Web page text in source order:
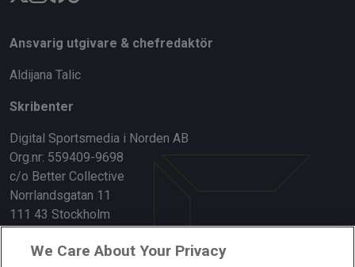
Ansvarig utgivare & chefredaktör
Aldijana Talic
Skribenter
Digital Sportsmedia i Norden AB
Org.nr: 559409-9698
c/o Better Collective
Norrlandsgatan 11
111 43 Stockholm
Länkar
We Care About Your Privacy